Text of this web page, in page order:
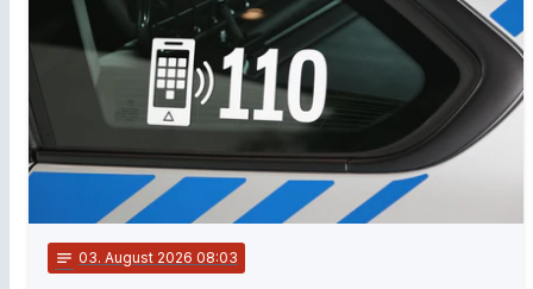
notes 03. August 2026 08:03